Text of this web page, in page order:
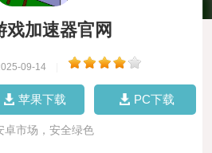
戏加速器官网
09-14
苹果下载 PC下载
卓市场，安全绿色